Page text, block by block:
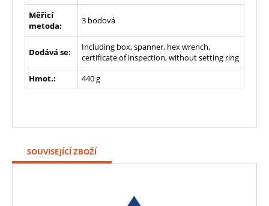
Měřicí
metoda:
3 bodová
Dodává se:
Including box, spanner, hex wrench,
certificate of inspection, without setting ring
Hmot.:
440 g
SOUVISEJÍCÍ ZBOŽÍ